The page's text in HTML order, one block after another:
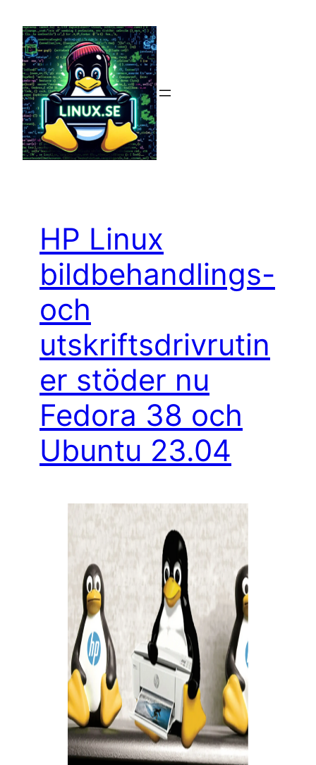
innehåll
HP Linux
bildbehandlings-
och
utskriftsdrivrutin
er stöder nu
Fedora 38 och
Ubuntu 23.04